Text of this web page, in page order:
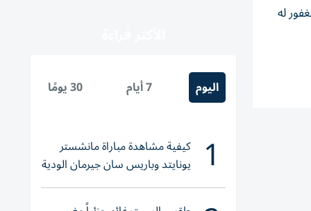
له
اليوم 7 أيام 30 يومًا
1 كيفية مشاهدة مباراة مانشستر
يونايتد وباريس سان جيرمان الودية
والقنوات الناقلة